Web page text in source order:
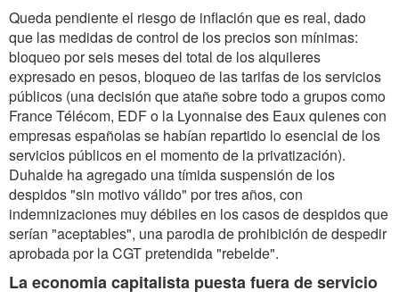
Queda pendiente el riesgo de inflación que es real, dado
que las medidas de control de los precios son mínimas:
bloqueo por seis meses del total de los alquileres
expresado en pesos, bloqueo de las tarifas de los servicios
públicos (una decisión que atañe sobre todo a grupos como
France Télécom, EDF o la Lyonnaise des Eaux quienes con
empresas españolas se habían repartido lo esencial de los
servicios públicos en el momento de la privatización).
Duhalde ha agregado una tímida suspensión de los
despidos "sin motivo válido" por tres años, con
indemnizaciones muy débiles en los casos de despidos que
serían "aceptables", una parodia de prohibición de despedir
aprobada por la CGT pretendida "rebelde".
La economia capitalista puesta fuera de servicio